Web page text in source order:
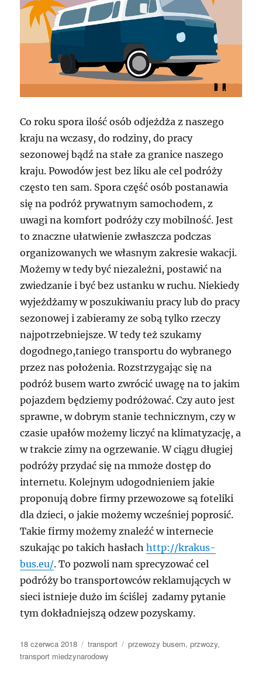
Co roku spora ilość osób odjeżdża z naszego
kraju na wczasy, do rodziny, do pracy
sezonowej bądź na stałe za granice naszego
kraju. Powodów jest bez liku ale cel podróży
często ten sam. Spora część osób postanawia
się na podróż prywatnym samochodem, z
uwagi na komfort podróży czy mobilność. Jest
to znaczne ułatwienie zwłaszcza podczas
organizowanych we własnym zakresie wakacji.
Możemy w tedy być niezależni, postawić na
zwiedzanie i być bez ustanku w ruchu. Niekiedy
wyjeżdżamy w poszukiwaniu pracy lub do pracy
sezonowej i zabieramy ze sobą tylko rzeczy
najpotrzebniejsze. W tedy też szukamy
dogodnego,taniego transportu do wybranego
przez nas położenia. Rozstrzygając się na
podróż busem warto zwrócić uwagę na to jakim
pojazdem będziemy podróżować. Czy auto jest
sprawne, w dobrym stanie technicznym, czy w
czasie upałów możemy liczyć na klimatyzację, a
w trakcie zimy na ogrzewanie. W ciągu długiej
podróży przydać się na mmoże dostęp do
internetu. Kolejnym udogodnieniem jakie
proponują dobre firmy przewozowe są foteliki
dla dzieci, o jakie możemy wcześniej poprosić.
Takie firmy możemy znaleźć w internecie
szukając po takich hasłachhttp://krakus-
bus.eu/. To pozwoli nam sprecyzować cel
podróży bo transportowców reklamujących w
sieci istnieje dużo im ściślej zadamy pytanie
tym dokładniejszą odzew pozyskamy.
Data
publikacji
18 czerwca 2018 Kategorie
transport Tagi
przewozy busem,przwozy,
transport miedzynarodowy